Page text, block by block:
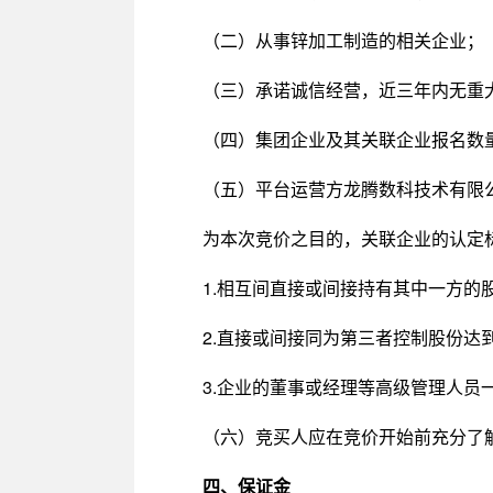
（二）从事锌加工制造的相关企业；
（三）承诺诚信经营，近三年内无
（四）集团企业及其关联企业报名数
（五）平台运营方龙腾数科技术有
为本次竞价之目的，关联企业的认定
1.相互间直接或间接持有其中一方的
2.直接或间接同为第三者控制股份达
3.企业的董事或经理等高级管理人员
（六）竞买人应在竞价开始前充分
四、保证金